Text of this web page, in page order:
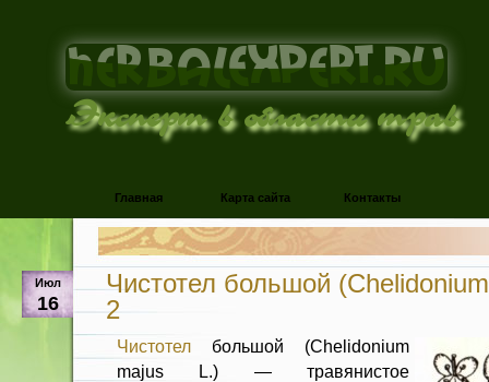
Эксперт в области трав
Главная Карта сайта Контакты
Июл
16
Чистотел большой
2
Чистотел большой (Chelidonium
majus L.) — травянистое